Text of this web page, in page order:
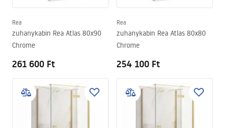
Rea
zuhanykabin Rea Atlas 80x90
Chrome
261 600 Ft
Rea
zuhanykabin Rea Atlas 80x80
Chrome
254 100 Ft